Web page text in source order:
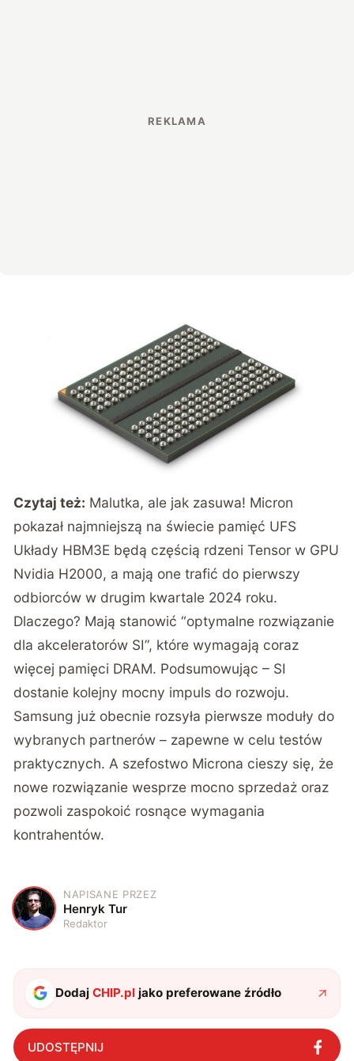
Czytaj też: Malutka, ale jak zasuwa! Micron
pokazał najmniejszą na świecie pamięć UFS
Układy HBM3E będą częścią rdzeni Tensor w GPU
Nvidia H2000, a mają one trafić do pierwszy
odbiorców w drugim kwartale 2024 roku.
Dlaczego? Mają stanowić “optymalne rozwiązanie
dla akceleratorów SI”, które wymagają coraz
więcej pamięci DRAM. Podsumowując – SI
dostanie kolejny mocny impuls do rozwoju.
Samsung już obecnie rozsyła pierwsze moduły do
wybranych partnerów – zapewne w celu testów
praktycznych. A szefostwo Microna cieszy się, że
nowe rozwiązanie wesprze mocno sprzedaż oraz
pozwoli zaspokoić rosnące wymagania
kontrahentów.
H
NAPISANE PRZEZ
Henryk Tur
Redaktor
DodajCHIP.pl jako preferowane źródło
UDOSTĘPNIJ